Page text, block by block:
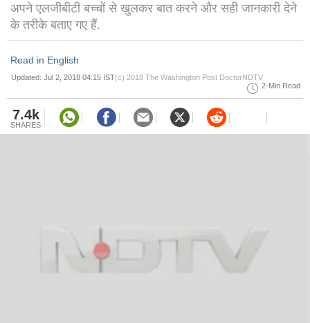
अपने एलजीबीटी बच्चों से खुलकर बात करने और सही जानकारी देने
के तरीके बताए गए हैं.
Read in English
(c) 2018 The Washington Post DoctorNDTV
Updated: Jul 2, 2018 04:15 IST
2-Min Read
7.4k
SHARES